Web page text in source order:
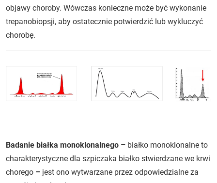
objawy choroby. Wówczas konieczne może być wykonanie
trepanobiopsji, aby ostatecznie potwierdzić lub wykluczyć
chorobę.
Badanie białka monoklonalnego – białko monoklonalne to
charakterystyczne dla szpiczaka białko stwierdzane we krwi
chorego – jest ono wytwarzane przez odpowiedzialne za